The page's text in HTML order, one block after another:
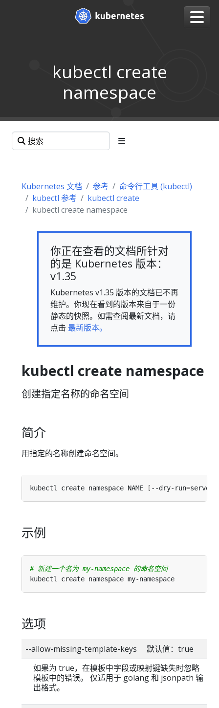
kubectl create
namespace
Kubernetes 文档 参考
命令行工具 (kubectl)
kubectl 参考
kubectl create
kubectl create namespace
你正在查看的文档所针对
的是 Kubernetes 版本：
v1.35
Kubernetes v1.35 版本的文档已不再
维护。你现在看到的版本来自于一份
静态的快照。如需查阅最新文档，请
点击 最新版本。
kubectl create namespace
创建指定名称的命名空间
简介
用指定的名称创建命名空间。
kubectl create namespace NAME [ --dry-run=
示例
# 新建一个名为 my-namespace 的命名空间
选项
--allow-missing-template-keys 默认值：true
如果为 true，在模板中字段或映射键缺失时忽略
模板中的错误。 仅适用于 golang 和 jsonpath 输
出格式。